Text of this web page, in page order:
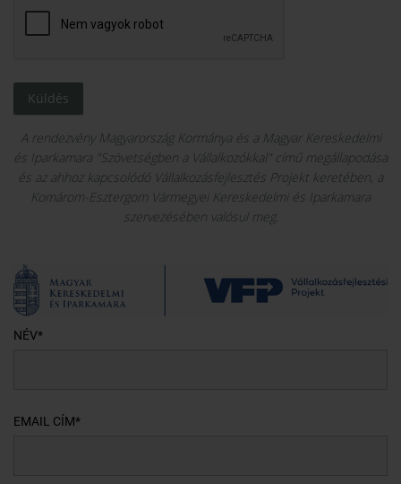
Küldés
A rendezvény Magyarország Kormánya és a Magyar Kereskedelmi
és Iparkamara "Szövetségben a Vállalkozókkal" című megállapodása
és az ahhoz kapcsolódó Vállalkozásfejlesztés Projekt keretében, a
Komárom-Esztergom Vármegyei Kereskedelmi és Iparkamara
szervezésében valósul meg.
NÉV*
EMAIL CÍM*